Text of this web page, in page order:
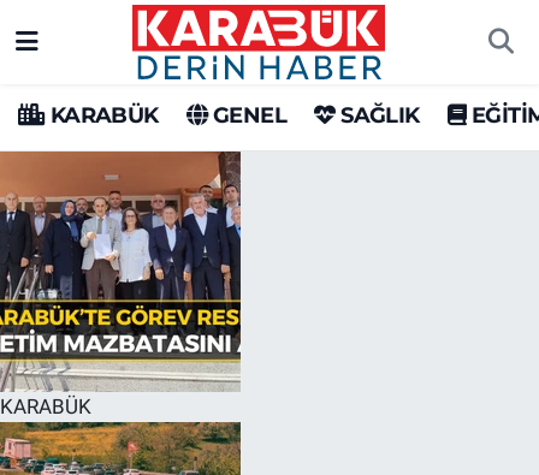
KARABÜK GENEL SAĞLIK
KARABÜK
Karabük Hava Durumu
Karabük Trafik Yoğunluk Haritası
Süper Lig Puan Durumu ve Fikstür
Tüm Manşetler
Son Dakika Haberleri
Haber Arşivi